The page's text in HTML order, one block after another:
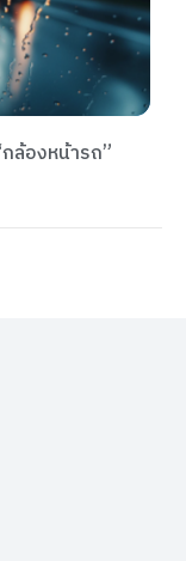
ควรเลือก “GPS ติ
ะเช็กเส้นทางน้ำท่วม